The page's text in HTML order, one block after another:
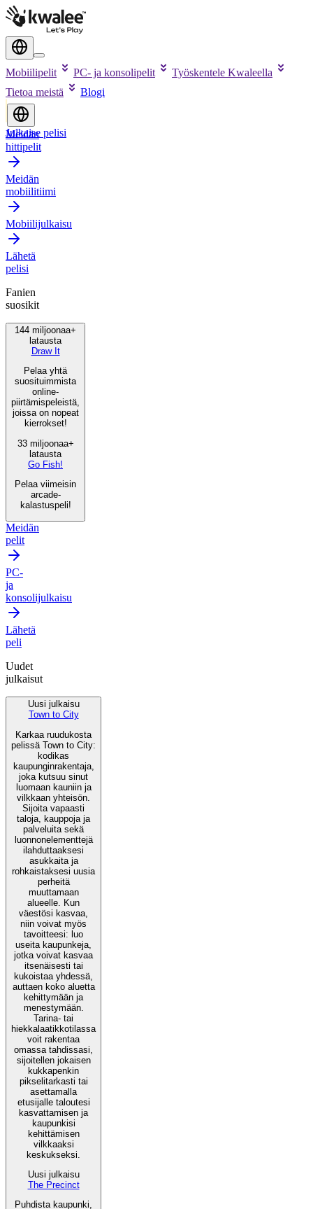
Mobiilipelit PC- ja konsolipelit
Työskentele Kwaleella
Tietoa meistä
Blogi
Julkaise pelisi
Meidän
hittipelit
Meidän
mobiilitiimi
Mobiilijulkaisu
Lähetä
pelisi
Fanien
suosikit
144 miljoonaa+
latausta
Draw It
Pelaa yhtä
suosituimmista
online-
piirtämispeleistä,
joissa on nopeat
kierrokset!
33 miljoonaa+
latausta
Go Fish!
Pelaa viimeisin
arcade-
kalastuspeli!
Meidän
pelit
PC-
ja
konsolijulkaisu
Lähetä
peli
Uudet
julkaisut
Uusi julkaisu
Town to City
Karkaa ruudukosta
pelissä Town to City:
kodikas
kaupunginrakentaja,
joka kutsuu sinut
luomaan kauniin ja
vilkkaan yhteisön.
Sijoita vapaasti
taloja, kauppoja ja
palveluita sekä
luonnonelementtejä
ilahduttaaksesi
asukkaita ja
rohkaistaksesi uusia
perheitä
muuttamaan
alueelle. Kun
väestösi kasvaa,
niin voivat myös
tavoitteesi: luo
useita kaupunkeja,
jotka voivat kasvaa
itsenäisesti tai
kukoistaa yhdessä,
auttaen koko aluetta
kehittymään ja
menestymään.
Tarina- tai
hiekkalaatikkotilassa
voit rakentaa
omassa tahdissasi,
sijoitellen jokaisen
kukkapenkin
pikselitarkasti tai
asettamalla
etusijalle taloutesi
kasvattamisen ja
kaupunkisi
kehittämisen
vilkkaaksi
keskukseksi.
Uusi julkaisu
The Precinct
Puhdista kaupunki,